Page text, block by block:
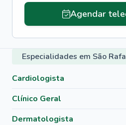
Agendar
Especialidades em São
Cardiologista
Clínico Geral
Dermatologista